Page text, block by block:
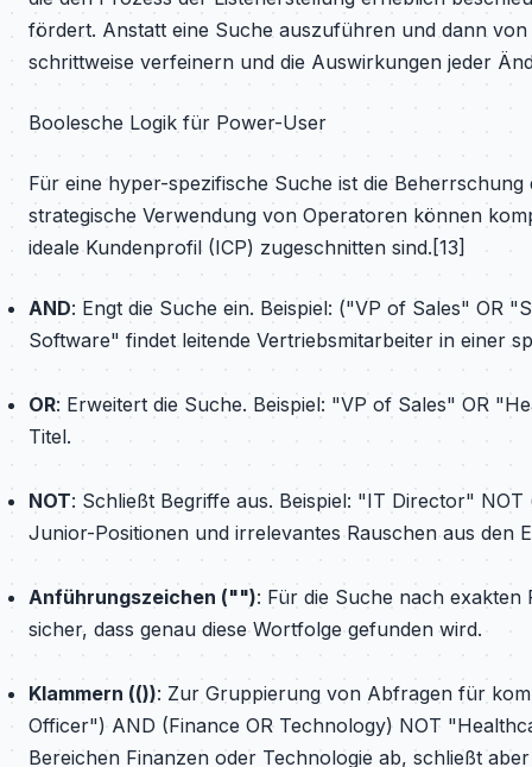
fördert. Anstatt eine Suche auszuführen und dann
schrittweise verfeinern und die Auswirkungen jeder
Boolesche Logik für Power-User
Für eine hyper-spezifische Suche ist die
strategische Verwendung von Operatoren können
ideale Kundenprofil (ICP) zugeschnitten sind.[13]
AND: Engt die Suche ein. Beispiel: ("VP of Sales" OR
Software" findet leitende Vertriebsmitarbeiter in einer
OR: Erweitert die Suche. Beispiel: "VP of Sales" OR
Titel.
NOT: Schließt Begriffe aus. Beispiel: "IT Director"
Junior-Positionen und irrelevantes Rauschen aus den
Anführungszeichen (""): Für die Suche nach
sicher, dass genau diese Wortfolge gefunden wird.
Klammern (()): Zur Gruppierung von Abfragen für
Officer") AND (Finance OR Technology) NOT
Bereichen Finanzen oder Technologie ab, schließt